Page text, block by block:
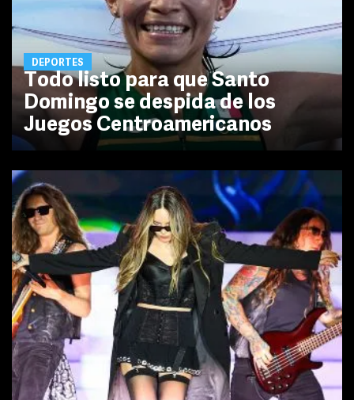
DEPORTES
Todo listo para que Santo
Domingo se despida de los
Juegos Centroamericanos